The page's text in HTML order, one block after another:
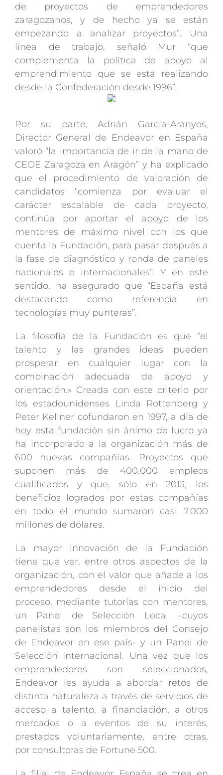
de proyectos de emprendedores
zaragozanos, y de hecho ya se están
empezando a analizar proyectos”. Una
línea de trabajo, señaló Mur “que
complementa la política de apoyo al
emprendimiento que se está realizando
desde la Confederación desde 1996”.
Por su parte, Adrián García-Aranyos,
Director General de Endeavor en España
valoró “la importancia de ir de la mano de
CEOE Zaragoza en Aragón” y ha explicado
que el procedimiento de valoración de
candidatos “comienza por evaluar el
carácter escalable de cada proyecto,
continúa por aportar el apoyo de los
mentores de máximo nivel con los que
cuenta la Fundación, para pasar después a
la fase de diagnóstico y ronda de paneles
nacionales e internacionales”. Y en este
sentido, ha asegurado que “España está
destacando como referencia en
tecnologías muy punteras”.
La filosofía de la Fundación es que “el
talento y las grandes ideas pueden
prosperar en cualquier lugar con la
combinación adecuada de apoyo y
orientación.» Creada con este criterio por
los estadounidenses Linda Rottenberg y
Peter Kellner cofundaron en 1997, a día de
hoy esta fundación sin ánimo de lucro ya
ha incorporado a la organización más de
600 nuevas compañías. Proyectos que
suponen más de 400.000 empleos
cualificados y que, sólo en 2013, los
beneficios logrados por estas compañías
en todo el mundo sumaron casi 7.000
millones de dólares.
La mayor innovación de la Fundación
tiene que ver, entre otros aspectos de la
organización, con el valor que añade a los
emprendedores desde el inicio del
proceso, mediante tutorías con mentores,
un Panel de Selección Local –cuyos
panelistas son los miembros del Consejo
de Endeavor en ese país- y un Panel de
Selección Internacional. Una vez que los
emprendedores son seleccionados,
Endeavor les ayuda a abordar retos de
distinta naturaleza a través de servicios de
acceso a talento, a financiación, a otros
mercados o a eventos de su interés,
prestados voluntariamente, entre otras,
por consultoras de Fortune 500.